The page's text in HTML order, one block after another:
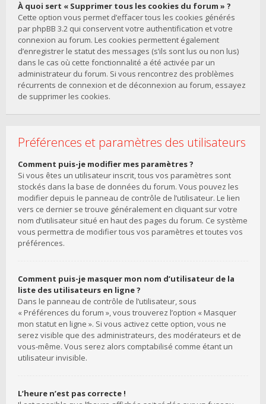
À quoi sert « Supprimer tous les cookies du forum » ?
Cette option vous permet d’effacer tous les cookies générés
par phpBB 3.2 qui conservent votre authentification et votre
connexion au forum. Les cookies permettent également
d’enregistrer le statut des messages (s’ils sont lus ou non lus)
dans le cas où cette fonctionnalité a été activée par un
administrateur du forum. Si vous rencontrez des problèmes
récurrents de connexion et de déconnexion au forum, essayez
de supprimer les cookies.
Préférences et paramètres des utilisateurs
Comment puis-je modifier mes paramètres ?
Si vous êtes un utilisateur inscrit, tous vos paramètres sont
stockés dans la base de données du forum. Vous pouvez les
modifier depuis le panneau de contrôle de l’utilisateur. Le lien
vers ce dernier se trouve généralement en cliquant sur votre
nom d’utilisateur situé en haut des pages du forum. Ce système
vous permettra de modifier tous vos paramètres et toutes vos
préférences.
Comment puis-je masquer mon nom d’utilisateur de la
liste des utilisateurs en ligne ?
Dans le panneau de contrôle de l’utilisateur, sous
« Préférences du forum », vous trouverez l’option « Masquer
mon statut en ligne ». Si vous activez cette option, vous ne
serez visible que des administrateurs, des modérateurs et de
vous-même. Vous serez alors comptabilisé comme étant un
utilisateur invisible.
L’heure n’est pas correcte !